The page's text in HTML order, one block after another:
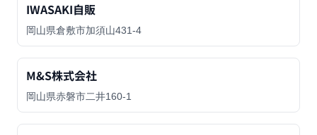
IWASAKI自販
岡山県倉敷市加須山431-4
M&S株式会社
岡山県赤磐市二井160-1